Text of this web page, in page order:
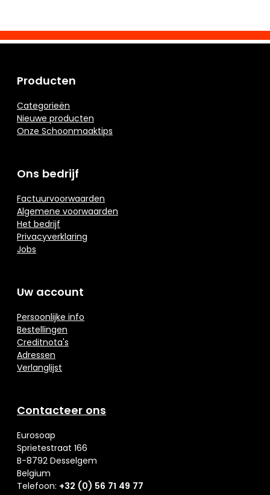
Producten
Categorieën
Nieuwe producten
Onze Schoonmaaktips
Ons bedrijf
Factuurvoorwaarden
Algemene voorwaarden
Het bedrijf
Privacyverklaring
Jobs
Uw account
Persoonlijke info
Bestellingen
Creditnota's
Adressen
Verlanglijst
Contacteer ons
Eurosoap
Sprietestraat 166
B-8792 Desselgem
Belgium
Telefoon: +32 (0) 56 71 49 77